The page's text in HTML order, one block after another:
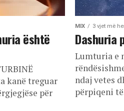
është
kanë treguar
për
MIX 3 vjet më
Dashuria
Lumturia e
ndaj vetes
përpiqeni